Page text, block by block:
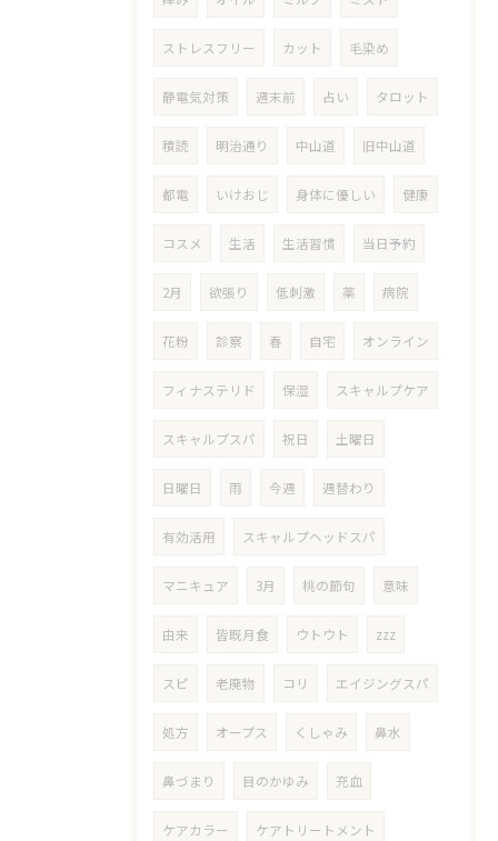
ストレスフリー カット 毛染め
静電気対策 週末前 占い タロット
積読 明治通り 中山道 旧中山道
都電 いけおじ 身体に優しい 健康
コスメ 生活 生活習慣 当日予約
2月 欲張り 低刺激 薬 病院
花粉 診察 春 自宅 オンライン
フィナステリド 保湿 スキャルプケア
スキャルプスパ 祝日 土曜日
日曜日 雨 今週 週替わり
有効活用 スキャルプヘッドスパ
マニキュア 3月 桃の節句 意味
由来 皆既月食 ウトウト zzz
スピ 老廃物 コリ エイジングスパ
処方 オープス くしゃみ 鼻水
鼻づまり 目のかゆみ 充血
ケアカラー ケアトリートメント